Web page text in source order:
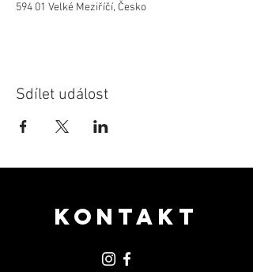
594 01 Velké Meziříčí, Česko
Sdílet událost
KONTAKT